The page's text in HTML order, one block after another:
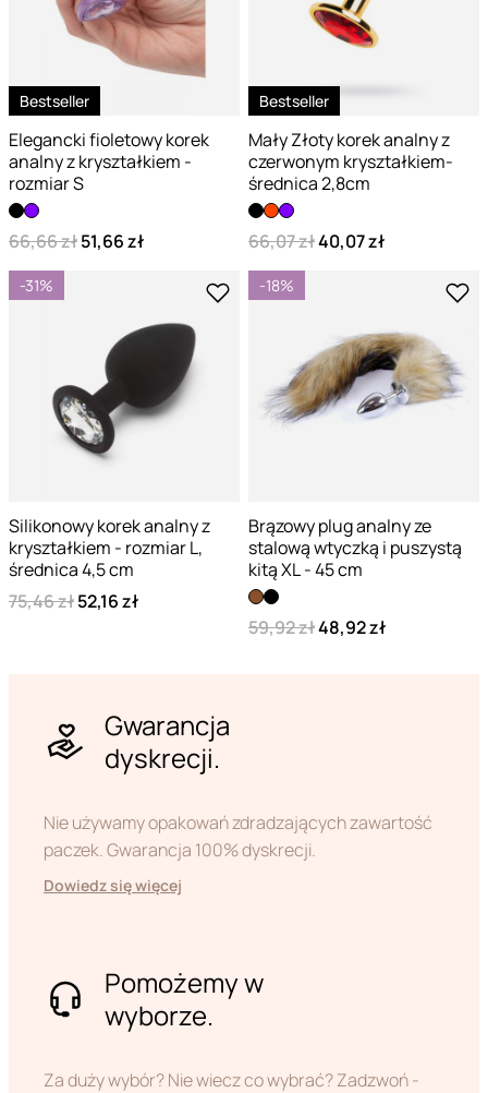
Bestseller
Elegancki fioletowy korek
analny z kryształkiem -
rozmiar S
66,66 zł51,66 zł
Bestseller
Mały Złoty korek analny z
czerwonym kryształkiem-
średnica 2,8cm
66,07 zł40,07 zł
-31%
Silikonowy korek analny z
kryształkiem - rozmiar L,
średnica 4,5 cm
75,46 zł52,16 zł
-18%
Brązowy plug analny ze
stalową wtyczką i puszystą
kitą XL - 45 cm
59,92 zł48,92 zł
Gwarancja
dyskrecji.
Nie używamy opakowań zdradzających zawartość
paczek. Gwarancja 100% dyskrecji.
Dowiedz się więcej
Pomożemy w
wyborze.
Za duży wybór? Nie wiecz co wybrać? Zadzwoń -